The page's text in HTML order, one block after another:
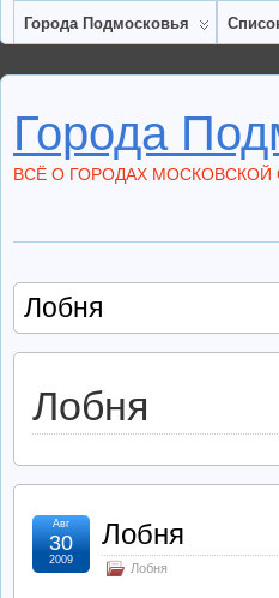
Города Подмосковья
Города
ВСЁ О ГОРОДАХ МОСКОВСКОЙ
Лобня
Лобня
Лобня
Лобня
Авг
30
2009